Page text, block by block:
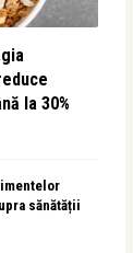
la 30%
sănătății